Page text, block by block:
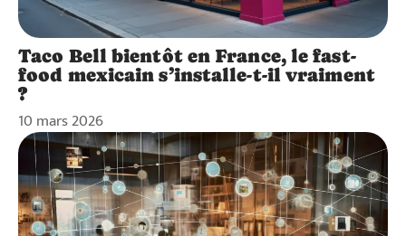
Taco Bell bientôt en France, le fast-
food mexicain s’installe-t-il vraiment
?
10 mars 2026